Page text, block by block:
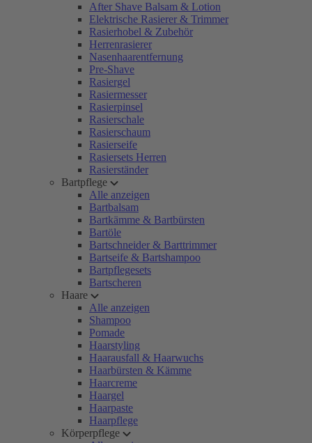
After Shave Balsam & Lotion
Elektrische Rasierer & Trimmer
Rasierhobel & Zubehör
Herrenrasierer
Nasenhaarentfernung
Pre-Shave
Rasiergel
Rasiermesser
Rasierpinsel
Rasierschale
Rasierschaum
Rasierseife
Rasiersets Herren
Rasierständer
Bartpflege
Alle anzeigen
Bartbalsam
Bartkämme & Bartbürsten
Bartöle
Bartschneider & Barttrimmer
Bartseife & Bartshampoo
Bartpflegesets
Bartscheren
Haare
Alle anzeigen
Shampoo
Pomade
Haarstyling
Haarausfall & Haarwuchs
Haarbürsten & Kämme
Haarcreme
Haargel
Haarpaste
Haarpflege
Körperpflege